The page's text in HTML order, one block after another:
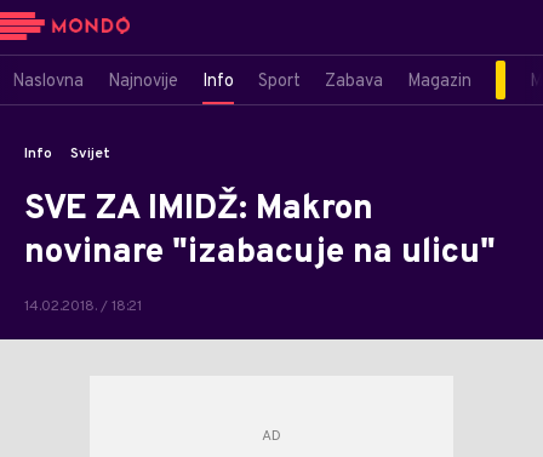
Naslovna Najnovije Info Sport Zabava Magazin
Info Svijet
SVE ZA IMIDŽ: Makron
novinare "izabacuje na ulicu"
14.02.2018. / 18:21